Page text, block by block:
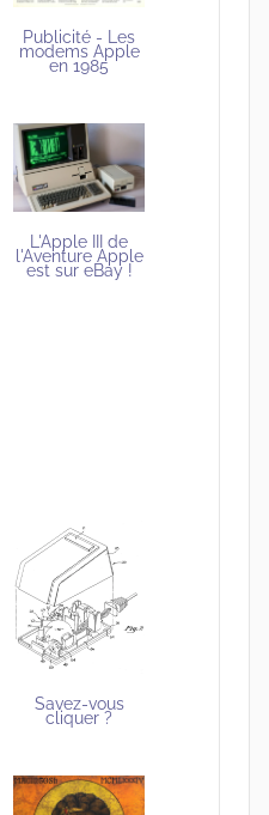
Publicité - Les
modems Apple
en 1985
L'Apple III de
l'Aventure Apple
est sur eBay !
Savez-vous
cliquer ?